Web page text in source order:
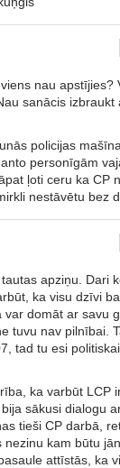
nau apstījies?
sanācis
policijas
personīgām
ļoti ceru ka CP
nestāvētu bez
apziņu. Dari
ka visu dzīvi
domāt ar savu
tuvu nav pilnībai.
tad tu esi
ka varbūt LCP
sākusi dialogu
tieši CP darbā,
kam būtu
attīstās, ka